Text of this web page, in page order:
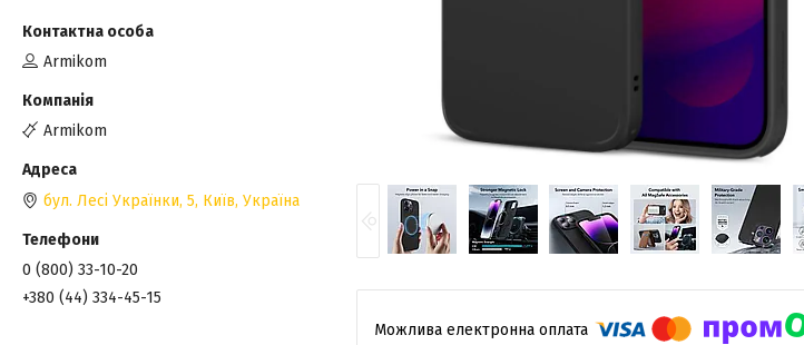
Armikom
Armikom
бул. Лесі Українки, 5, Київ, Україна
0 (800) 33-10-20
+380 (44) 334-45-15